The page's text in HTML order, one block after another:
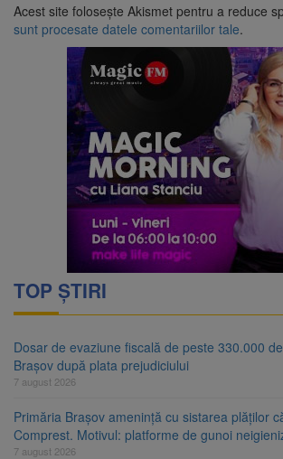
Acest site folosește Akismet pentru a reduce
sunt procesate datele comentariilor tale.
TOP ȘTIRI
Dosar de evaziune fiscală de peste 330.000
Brașov după plata prejudiciului
7 august 2026
Primăria Brașov amenință cu sistarea plăților
Comprest. Motivul: platforme de gunoi
7 august 2026